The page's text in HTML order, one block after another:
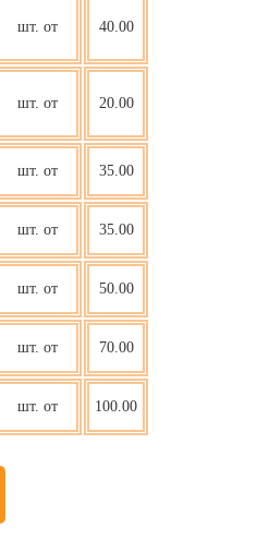
шт. от 40.00
шт. от 20.00
шт. от 35.00
шт. от 35.00
шт. от 50.00
шт. от 70.00
шт. от 100.00